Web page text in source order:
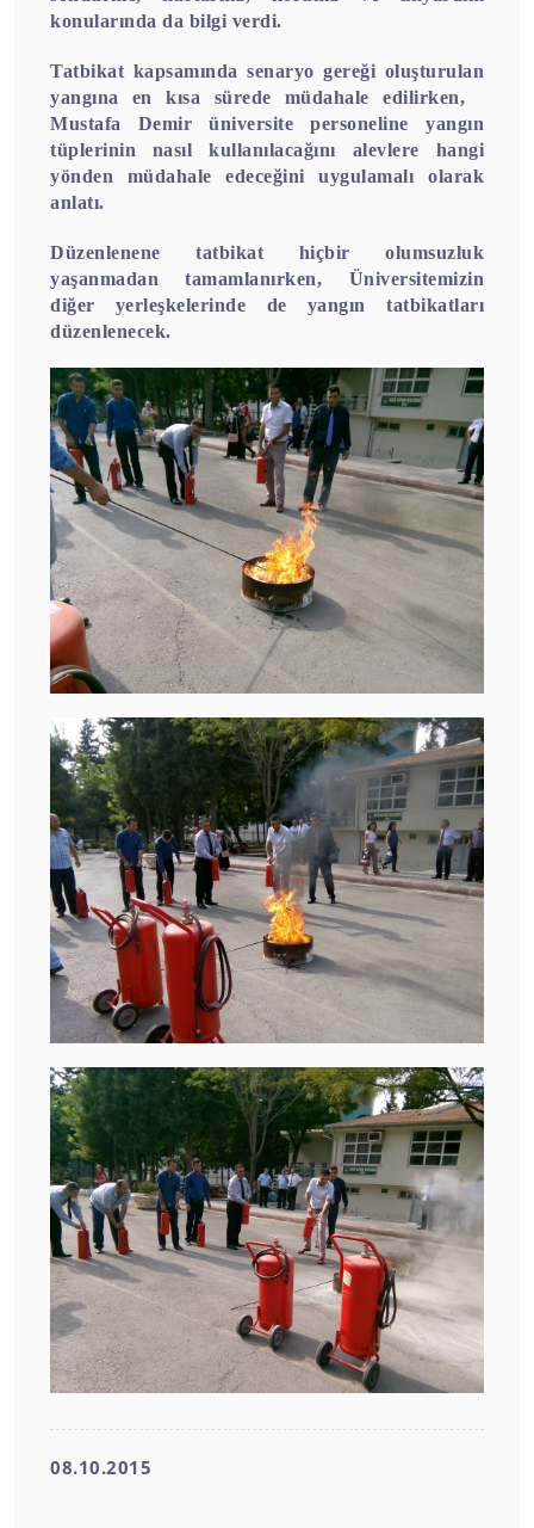
konularında da bilgi verdi.
Tatbikat kapsamında senaryo gereği oluşturulan
yangına en kısa sürede müdahale edilirken,
Mustafa Demir üniversite personeline yangın
tüplerinin nasıl kullanılacağını alevlere hangi
yönden müdahale edeceğini uygulamalı olarak
anlatı.
Düzenlenene tatbikat hiçbir olumsuzluk
yaşanmadan tamamlanırken, Üniversitemizin
diğer yerleşkelerinde de yangın tatbikatları
düzenlenecek.
08.10.2015